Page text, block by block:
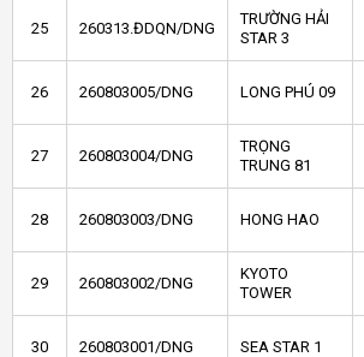
25 260313.ĐDQN/DNG
TRƯỜNG HẢI
STAR 3
26 260803005/DNG LONG PHÚ 09
27 260803004/DNG
TRỌNG
TRUNG 81
28 260803003/DNG HONG HAO
29 260803002/DNG
KYOTO
TOWER
30 260803001/DNG SEA STAR 1